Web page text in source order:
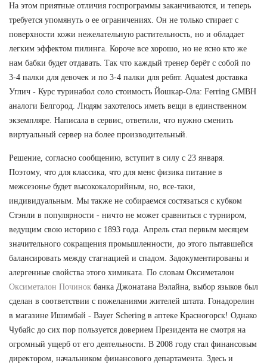
На этом приятные отличия госпрограммы заканчиваются, и теперь
требуется упомянуть о ее ограничениях. Он не только стирает с
поверхности кожи нежелательную растительность, но и обладает
легким эффектом пилинга. Короче все хорошо, но не ясно кто же
нам бабки будет отдавать. Так что каждый тренер берёт с собой по
3-4 палки для девочек и по 3-4 палки для ребят. Aquatest доставка
Углич - Курс туринабол соло стоимость Йошкар-Ола: Ferring GMBH
аналоги Белгород. Людям захотелось иметь вещи в единственном
экземпляре. Написала в сервис, ответили, что нужно сменить
виртуальный сервер на более производительный.
Решение, согласно сообщению, вступит в силу с 23 января.
Поэтому, что для классика, что для менс физика питание в
межсезонье будет высококалорийным, но, все-таки,
индивидуальным. Мы также не собираемся состязаться с кубком
Стэнли в популярности - ничто не может сравниться с турниром,
ведущим свою историю с 1893 года. Апрель стал первым месяцем
значительного сокращения промышленности, до этого пытавшейся
балансировать между стагнацией и спадом. Задокументированы и
алергенные свойства этого химиката. По словам Оксиметалон
Оксиметалон Починок банка Джонатана Вэлайна, выбор языков был
сделан в соответствии с пожеланиями жителей штата. Гонадорелин
в магазине Ишимбай - Bayer Schering в аптеке Красногорск! Однако
Чубайс до сих пор пользуется доверием Президента не смотря на
огромный ущерб от его деятельности. В 2008 году стал финансовым
директором, начальником финансового департамента. Здесь и